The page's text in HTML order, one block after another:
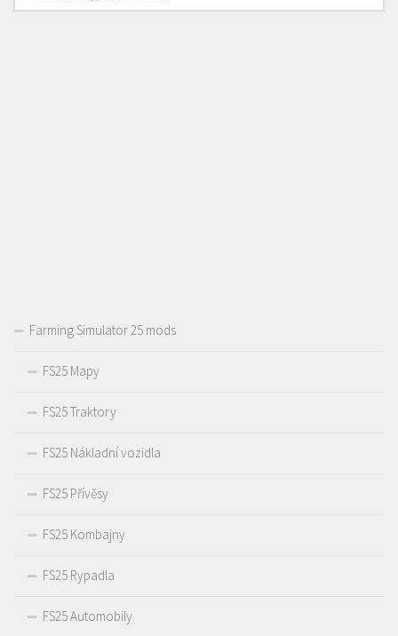
Farming Simulator 25 mods
FS25 Mapy
FS25 Traktory
FS25 Nákladní vozidla
FS25 Přívěsy
FS25 Kombajny
FS25 Rypadla
FS25 Automobily